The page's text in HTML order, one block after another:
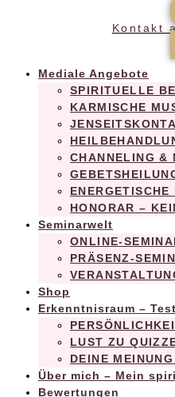
Kontakt
Mediale Angebote
SPIRITUELLE
KARMISCHE
CHANNELING &
ENERGETISCHE
HONORAR –
Seminarwelt
ONLINE-
PRÄSENZ-
Shop
Erkenntnisraum –
LUST ZU
DEINE
Über mich – Mein
Bewertungen